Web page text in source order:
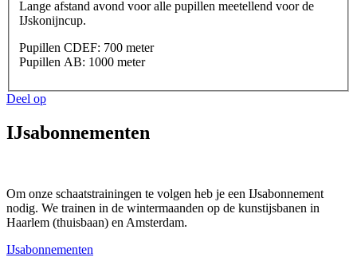
Lange afstand avond voor alle pupillen meetellend voor de
IJskonijncup.
Pupillen CDEF: 700 meter
Pupillen AB: 1000 meter
Deel op
IJsabonnementen
Om onze schaatstrainingen te volgen heb je een IJsabonnement
nodig. We trainen in de wintermaanden op de kunstijsbanen in
Haarlem (thuisbaan) en Amsterdam.
IJsabonnementen